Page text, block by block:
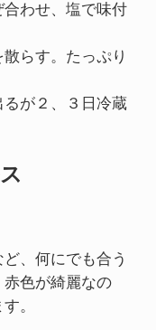
わせ、塩で味付
らす。たっぷり
が２、３日冷蔵
、何にでも合う
色が綺麗なの
。